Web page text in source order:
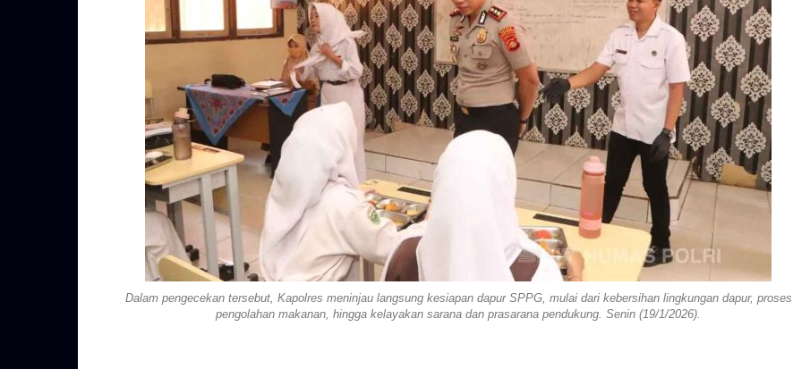
Dalam pengecekan tersebut, Kapolres meninjau langsung kesiapan dapur SPPG, mulai dari kebersihan lingkungan dapur, proses
pengolahan makanan, hingga kelayakan sarana dan prasarana pendukung. Senin (19/1/2026).